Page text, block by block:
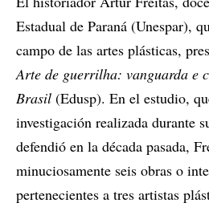
Estadual de Paraná (Unespar),
campo de las artes plásticas,
Arte de guerrilha: vanguarda e
Brasil (Edusp). En el estudio,
investigación realizada durante
defendió en la década pasada,
minuciosamente seis obras o
pertenecientes a tres artistas